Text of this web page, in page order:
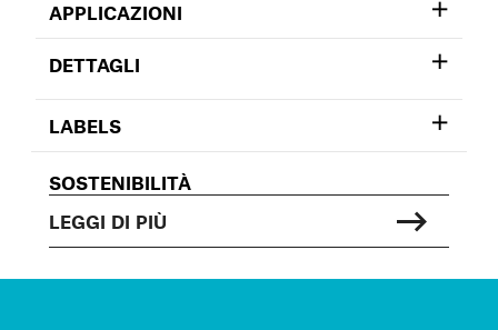
APPLICAZIONI
DETTAGLI
LABELS
SOSTENIBILITÀ
LEGGI DI PIÙ